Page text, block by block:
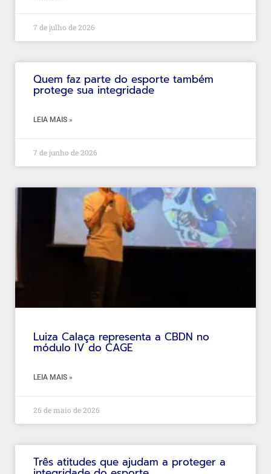
7 de julho de 2026
Quem faz parte do esporte também
protege sua integridade
LEIA MAIS »
7 de junho de 2026
Luiza Calaça representa a CBDN no
módulo IV do CAGE
LEIA MAIS »
26 de maio de 2026
Três atitudes que ajudam a proteger a